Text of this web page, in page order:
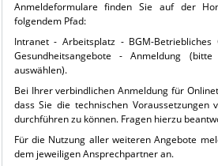
Anmeldeformulare finden Sie auf der
folgendem Pfad:
Intranet - Arbeitsplatz - BGM-Betriebliches
Gesundheitsangebote - Anmeldung (bitte
auswählen).
Bei Ihrer verbindlichen Anmeldung für
dass Sie die technischen Voraussetzungen
durchführen zu können. Fragen hierzu
Für die Nutzung aller weiteren Angebote
dem jeweiligen Ansprechpartner an.